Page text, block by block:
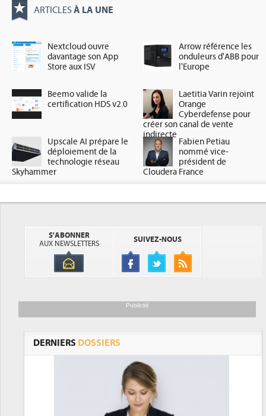
ARTICLES À LA UNE
Nextcloud ouvre
davantage son App
Store aux ISV
Arrow référence les
onduleurs d'ABB pour
l'Europe
Beemo valide la
certification HDS v2.0
Laetitia Varin rejoint
Orange
Cyberdefense pour
créer son canal de vente
indirecte
Upscale AI prépare le
déploiement de la
technologie réseau
Skyhammer
Fabien Petiau
nommé vice-
président de
Cloudera France
S'ABONNER
AUX NEWSLETTERS
SUIVEZ-NOUS
Publicité
DERNIERS DOSSIERS